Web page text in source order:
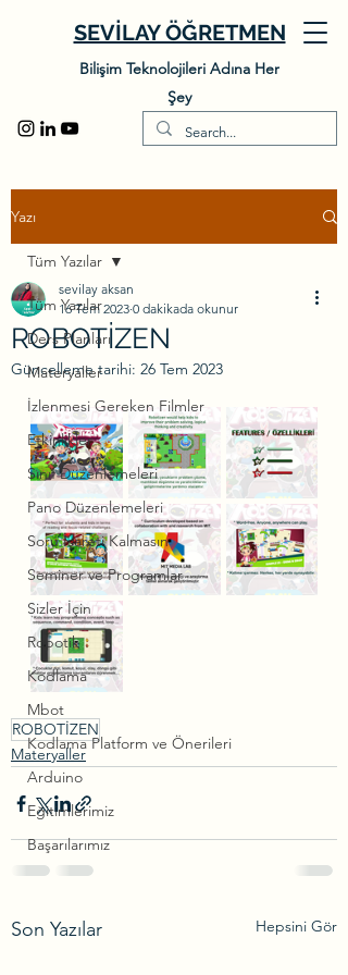
SEVİLAY ÖĞRETMEN
Bilişim Teknolojileri Adına Her
Şey
Yazı
Tüm Yazılar
Ders Planları
Materyaller
İzlenmesi Gereken Filmler
Etkinlikler
Sınıf Düzenlemeleri
Pano Düzenlemeleri
Soru İşareti Kalmasın
Seminer ve Programlar
Sizler İçin
Robotik
Kodlama
Mbot
Kodlama Platform ve Önerileri
Arduino
Eğitimlerimiz
Başarılarımız
Tüm Yazılar
ROBOTİZEN
sevilay aksan
16 Tem 2023 0 dakikada okunur
Güncelleme tarihi: 26 Tem 2023
ROBOTİZEN
Materyaller
Son Yazılar Hepsini Gör